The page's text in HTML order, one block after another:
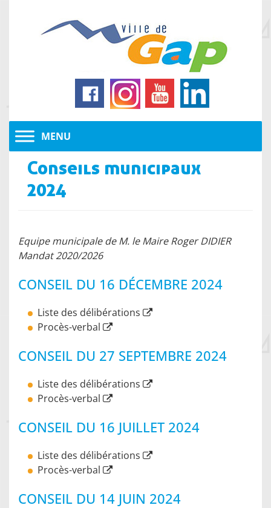
Conseils municipaux
2024
Equipe municipale de M. le Maire Roger DIDIER
Mandat 2020/2026
CONSEIL DU 16 DÉCEMBRE 2024
Liste des délibérations
Procès-verbal
CONSEIL DU 27 SEPTEMBRE 2024
Liste des délibérations
Procès-verbal
CONSEIL DU 16 JUILLET 2024
Liste des délibérations
Procès-verbal
CONSEIL DU 14 JUIN 2024